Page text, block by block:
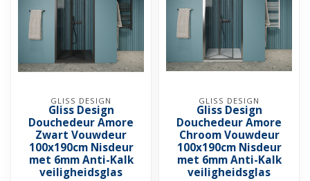
GLISS DESIGN
Gliss Design
Douchedeur Amore
Zwart Vouwdeur
100x190cm Nisdeur
met 6mm Anti-Kalk
veiligheidsglas
GLISS DESIGN
Gliss Design
Douchedeur Amore
Chroom Vouwdeur
100x190cm Nisdeur
met 6mm Anti-Kalk
veiligheidsglas